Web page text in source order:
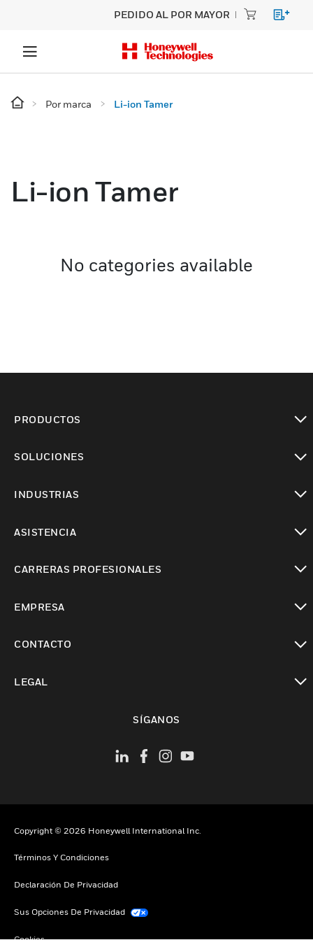
PEDIDO AL POR MAYOR
Por marca Li-ion Tamer
Li-ion Tamer
No categories available
PRODUCTOS
SOLUCIONES
INDUSTRIAS
ASISTENCIA
CARRERAS PROFESIONALES
EMPRESA
CONTACTO
LEGAL
SÍGANOS
Copyright © 2026 Honeywell International Inc.
Términos Y Condiciones
Declaración De Privacidad
Sus Opciones De Privacidad